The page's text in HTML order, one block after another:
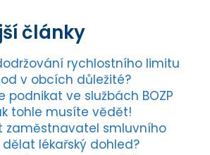
články
rychlostního limitu
v obcích důležité?
podnikat ve službách BOZP
tohle musíte vědět!
zaměstnavatel smluvního
lékařský dohled?